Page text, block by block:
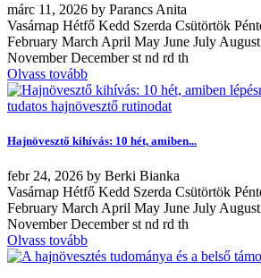
márc 11, 2026 by Parancs Anita
Vasárnap Hétfő Kedd Szerda Csütörtök
February March April May June July
November December st nd rd th
Olvass tovább
Hajnövesztő kihívás: 10 hét, amiben...
febr 24, 2026 by Berki Bianka
Vasárnap Hétfő Kedd Szerda Csütörtök
February March April May June July
November December st nd rd th
Olvass tovább